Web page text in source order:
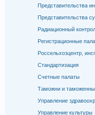
Представительства
Представительства
Радиационный
Регистрационные
Россельхозцентр,
Стандартизация
Счетные палаты
Таможни и
Управление
Управление культуры